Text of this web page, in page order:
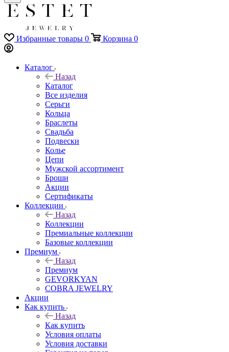
Избранные товары 0 Корзина 0
Каталог
Назад
Каталог
Все изделия
Серьги
Кольца
Браслеты
Свадьба
Подвески
Колье
Цепи
Мужской ассортимент
Броши
Акции
Сертификаты
Коллекции
Назад
Коллекции
Премиальные коллекции
Базовые коллекции
Премиум
Назад
Премиум
GEVORKYAN
COBRA JEWELRY
Акции
Как купить
Назад
Как купить
Условия оплаты
Условия доставки